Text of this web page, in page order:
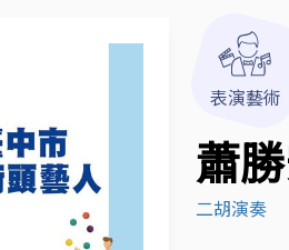
表演藝術
蕭
二胡演奏